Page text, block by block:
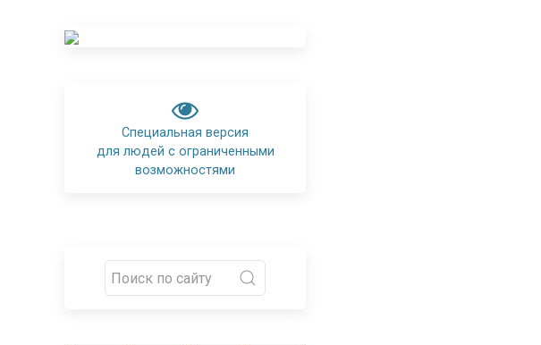
Специальная версия
для людей с ограниченными
возможностями